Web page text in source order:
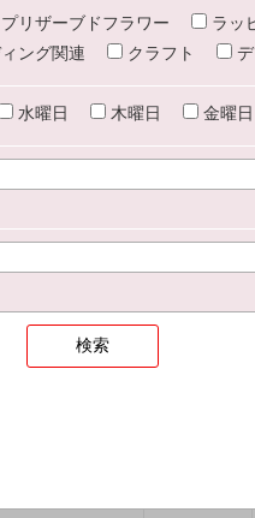
プリザーブドフラワー ラッ
ング関連 クラフト
水曜日 木曜日 金曜日